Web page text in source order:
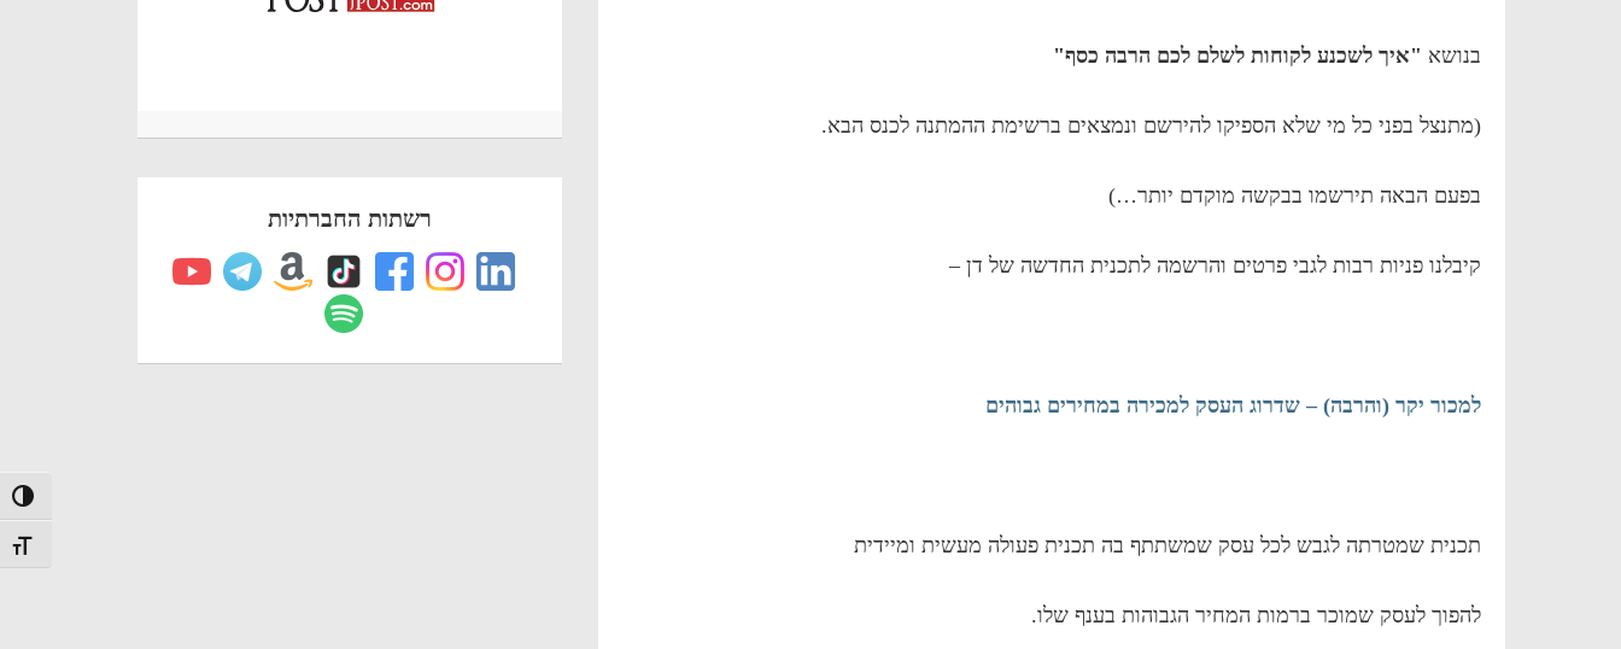
הפעל/
מתג
בנושא "איך לשכנע לקוחות לשלם לכם הרבה כסף"
(מתנצל בפני כל מי שלא הספיקו להירשם ונמצאים ברשימת ההמתנה לכנס הבא.
בפעם הבאה תירשמו בבקשה מוקדם יותר…)
קיבלנו פניות רבות לגבי פרטים והרשמה לתכנית החדשה של דן –
למכור יקר (והרבה) – שדרוג העסק למכירה במחירים גבוהים
תכנית שמטרתה לגבש לכל עסק שמשתתף בה תכנית פעולה מעשית ומיידית
להפוך לעסק שמוכר ברמות המחיר הגבוהות בענף שלו.
רשתות החברתיות